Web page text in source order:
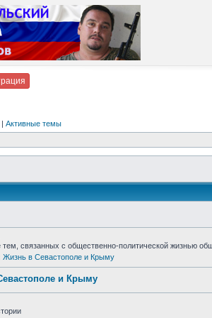
| Активные темы
связанных с общественно-политической жизнью
Жизнь в Севастополе и Крыму
и Крыму